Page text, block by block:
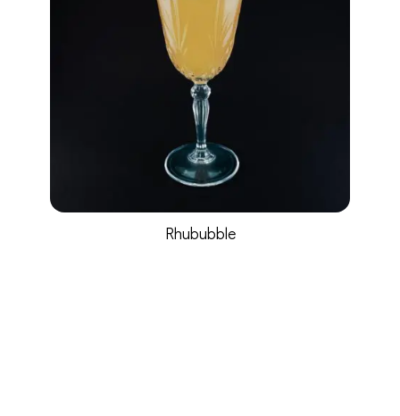
Rhububble